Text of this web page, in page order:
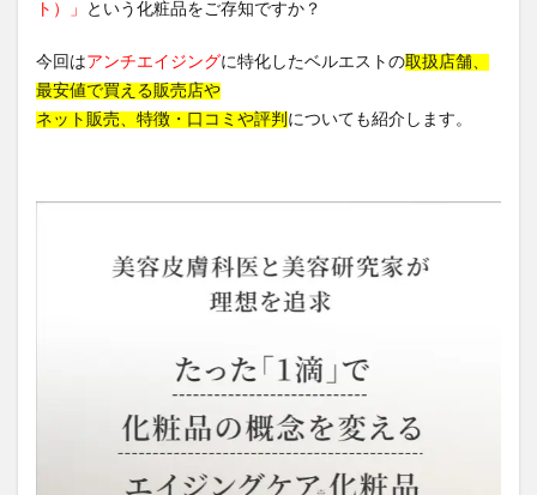
ト）」
という化粧品をご存知ですか？
今回はアンチエイジングに特化したベルエストの取扱店舗、
最安値で買える販売店や
ネット販売、特徴・口コミや評判 についても紹介します。